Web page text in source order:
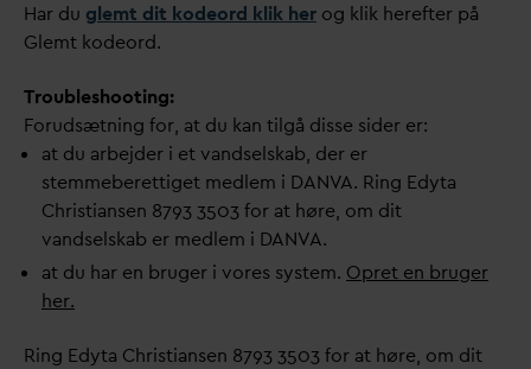
Har du glemt dit kodeord klik her og klik herefter på
Glemt kodeord.
Troubleshooting:
Forudsætning for, at du kan tilgå disse sider er:
at du arbejder i et vandselskab, der er
stemmeberettiget medlem i DANVA. Ring Edyta
Christiansen 8793 3503 for at høre, om dit
vandselskab er medlem i DANVA.
at du har en bruger i vores system. Opret en bruger
her.
Ring Edyta Christiansen 8793 3503 for at høre, om dit